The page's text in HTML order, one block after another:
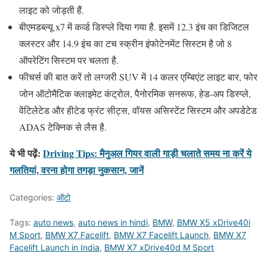
लाइट को जोड़ती हैं.
बीएमडब्ल्यू x7 में कर्व्ड डिस्प्ले दिया गया है. इसमें 12.3 इंच का डिजिटल
क्लस्टर और 14.9 इंच का टच स्क्रीन इंफोटेनमेंट सिस्टम है जो 8
ऑपरेटिंग सिस्टम पर चलता है.
फीचर्स की बात करें तो लग्जरी SUV में 14 कलर एम्बिएंट लाइट बार, फोर
जोन ऑटोमैटिक क्लाइमेट कंट्रोल, पैनोरमिक सनरूफ, हेड-अप डिस्प्ले,
वेंटिलेटेड और हीटेड फ्रंट सीट्स, वॉयस असिस्टेंट सिस्टम और अपडेटेड
ADAS टेक्निक से लैस है.
ये भी पढ़ें: Driving Tips: मैनुअल गियर वाली गाड़ी चलाते समय ना करें ये
गलतियां, वरना होगा तगड़ा नुकसान, जानें
Categories: ऑटो
Tags: auto news, auto news in hindi, BMW, BMW X5 xDrive40i
M Sport, BMW X7 Facelift, BMW X7 Facelift Launch, BMW X7
Facelift Launch in India, BMW X7 xDrive40d M Sport